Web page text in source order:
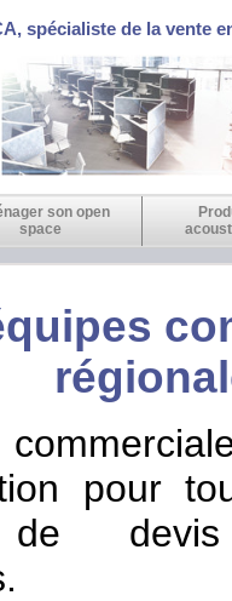
spécialiste de la vente
son open
space
pour
de